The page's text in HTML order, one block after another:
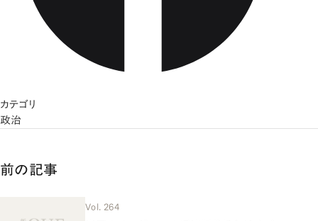
カテゴリ
政治
前の記事
Vol. 264